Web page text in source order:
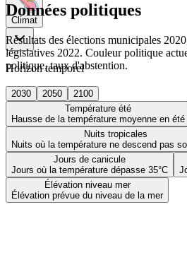
Climat
Horizon temporel
2030 2050
2100
Température été
Hausse de la température moyenne en été
Nuits tropicales
Nuits où la température ne descend pas
Jours de canicule
Jours où la température dépasse 35°C
Élévation niveau mer
Élévation prévue du niveau de la mer
Données politiques
Résultats des élections municipales
législatives 2022. Couleur politique
politique, taux d'abstention.